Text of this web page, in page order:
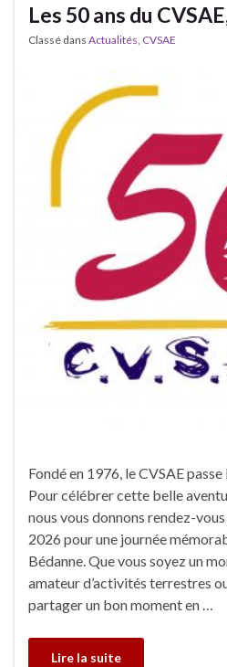
Les 50 ans du
Classé dans Actualités CVSAE
Fondé en 1976, le CVSAE
Pour célébrer cette belle
nous vous donnons rendez-
2026 pour une journée
Bédanne. Que vous soyez un
amateur d’activités terrestres
partager un bon moment en …
Lire la suite